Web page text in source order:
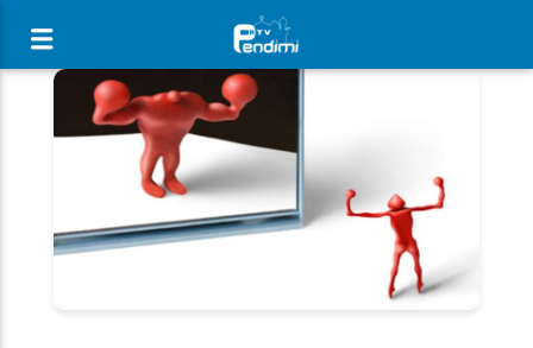
[There are no radio stations in the database]